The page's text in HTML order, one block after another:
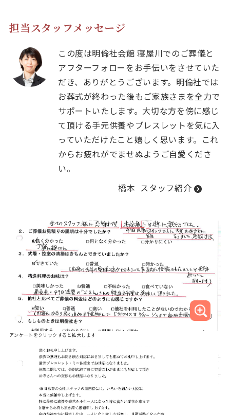
担当スタッフメッセージ
この度は明倫社会館 寝屋川でのご葬儀と
アフターフォローをお手伝いをさせていた
だき、ありがとうございます。明倫社では
お葬式が終わった後もご家族さまを全力で
サポートいたします。大切な方を傍に感じ
て頂ける手元供養やブレスレットを気に入
っていただけたこと嬉しく思います。これ
からお疲れがでませぬようご自愛くださ
い。
橋本 スタッフ紹介
アンケートをクリックすると拡大します